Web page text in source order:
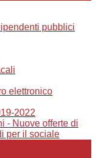
pubblici
elettronico
2022
- Nuove offerte di
per il sociale